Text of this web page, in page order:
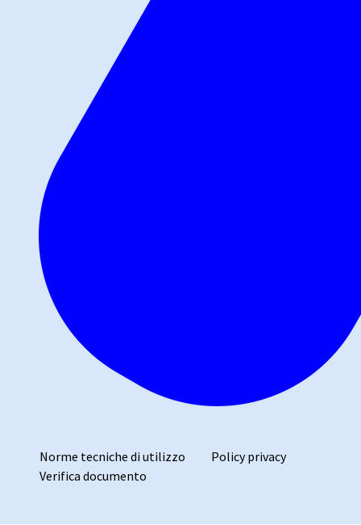
Norme tecniche di utilizzo
Policy privacy
Verifica documento